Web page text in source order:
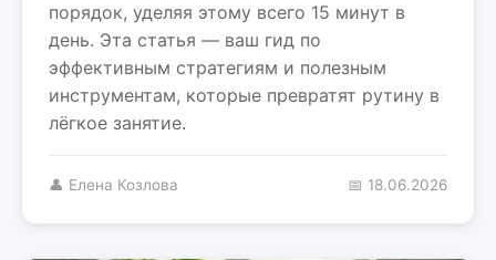
порядок, уделяя этому всего 15 минут в
день. Эта статья — ваш гид по
эффективным стратегиям и полезным
инструментам, которые превратят рутину в
лёгкое занятие.
👤 Елена Козлова 📅 18.06.2026